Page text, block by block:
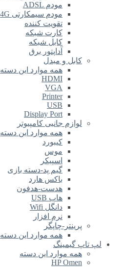
مودم ADSL
مودم سیمکارتی 4G
تقویت کننده
کارت شبکه
کابل شبکه
آداپتور برق
کابل و مبدل
همه موارد این دسته
HDMI
VGA
Printer
USB
Display Port
لوازم جانبی کامپیوتر
همه موارد این دسته
کیبورد
موس
اسپیکر
گیم پد-دسته بازی
باکس هارد
هدست-هدفون
هاب USB
دانگل Wifi
نرم افزار
پرینتر-چاپگر
همه موارد این دسته
لپ تاپ گیمینگ
همه موارد این دسته
HP Omen